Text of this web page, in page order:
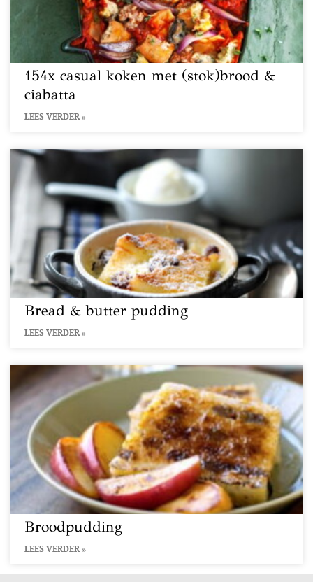
154x casual koken met (stok)brood &
ciabatta
LEES VERDER »
Bread & butter pudding
LEES VERDER »
Broodpudding
LEES VERDER »